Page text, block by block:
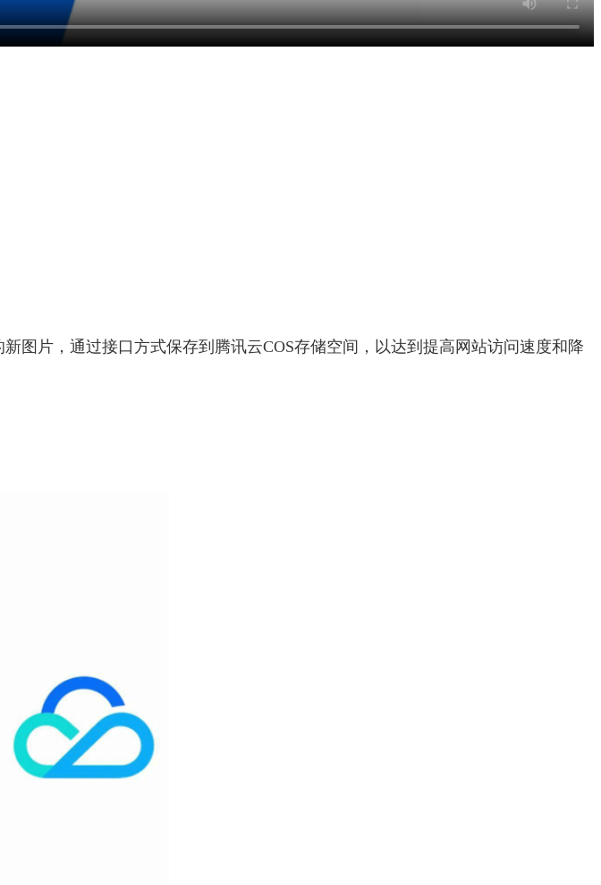
图片，通过接口方式保存到腾讯云COS存储空间，以达到提高网站访问速度和降